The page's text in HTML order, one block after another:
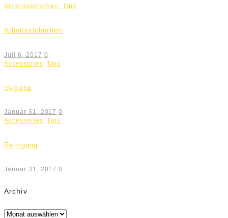
Arbeitssicherheit,Tips
Arbeitssicherheit
Juli 6, 2017 0
Accessories ,Tips
Hygiene
Januar 31, 2017 0
Accessories,Tips
Reinigung
Januar 31, 2017 0
Archiv
Archiv